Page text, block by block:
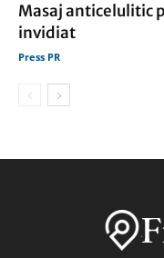
Masaj anticelulitic
invidiat
Press PR